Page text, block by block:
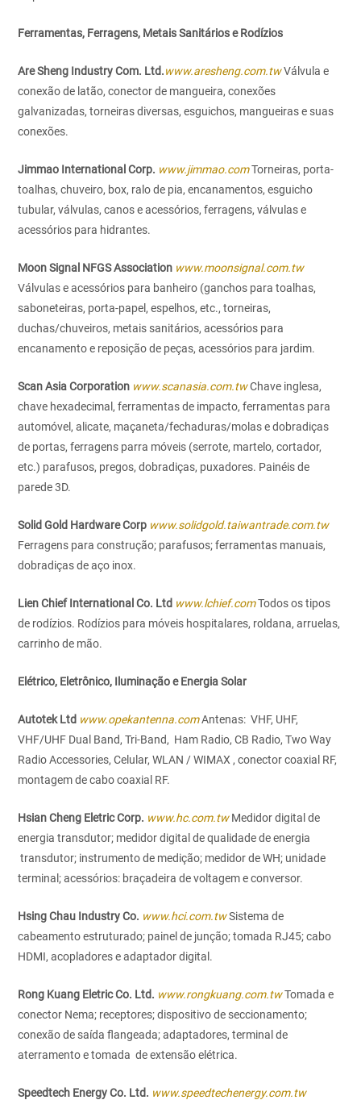
Ferramentas, Ferragens, Metais Sanitários e Rodízios
Are Sheng Industry Com. Ltd.www.aresheng.com.twVálvula e
conexão de latão, conector de mangueira, conexões
galvanizadas, torneiras diversas, esguichos, mangueiras e suas
conexões.
Jimmao International Corp. www.jimmao.comTorneiras, porta-
toalhas, chuveiro, box, ralo de pia, encanamentos, esguicho
tubular, válvulas, canos e acessórios, ferragens, válvulas e
acessórios para hidrantes.
Moon Signal NFGS Association www.moonsignal.com.tw
Válvulas e acessórios para banheiro (ganchos para toalhas,
saboneteiras, porta-papel, espelhos, etc., torneiras,
duchas/chuveiros, metais sanitários, acessórios para
encanamento e reposição de peças, acessórios para jardim.
Scan Asia Corporation www.scanasia.com.twChave inglesa,
chave hexadecimal, ferramentas de impacto, ferramentas para
automóvel, alicate, maçaneta/fechaduras/molas e dobradiças
de portas, ferragens parra móveis (serrote, martelo, cortador,
etc.) parafusos, pregos, dobradiças, puxadores. Painéis de
parede 3D.
Solid Gold Hardware Corp www.solidgold.taiwantrade.com.tw
Ferragens para construção; parafusos; ferramentas manuais,
dobradiças de aço inox.
Lien Chief International Co. Ltd www.lchief.comTodos os tipos
de rodízios. Rodízios para móveis hospitalares, roldana, arruelas,
carrinho de mão.
Elétrico, Eletrônico, Iluminação e Energia Solar
Autotek Ltd www.opekantenna.comAntenas: VHF, UHF,
VHF/UHF Dual Band, Tri-Band, Ham Radio, CB Radio, Two Way
Radio Accessories, Celular, WLAN / WIMAX , conector coaxial RF,
montagem de cabo coaxial RF.
Hsian Cheng Eletric Corp. www.hc.com.twMedidor digital de
energia transdutor; medidor digital de qualidade de energia
transdutor; instrumento de medição; medidor de WH; unidade
terminal; acessórios: braçadeira de voltagem e conversor.
Hsing Chau Industry Co. www.hci.com.twSistema de
cabeamento estruturado; painel de junção; tomada RJ45; cabo
HDMI, acopladores e adaptador digital.
Rong Kuang Eletric Co. Ltd. www.rongkuang.com.twTomada e
conector Nema; receptores; dispositivo de seccionamento;
conexão de saída flangeada; adaptadores, terminal de
aterramento e tomada de extensão elétrica.
Speedtech Energy Co. Ltd. www.speedtechenergy.com.tw